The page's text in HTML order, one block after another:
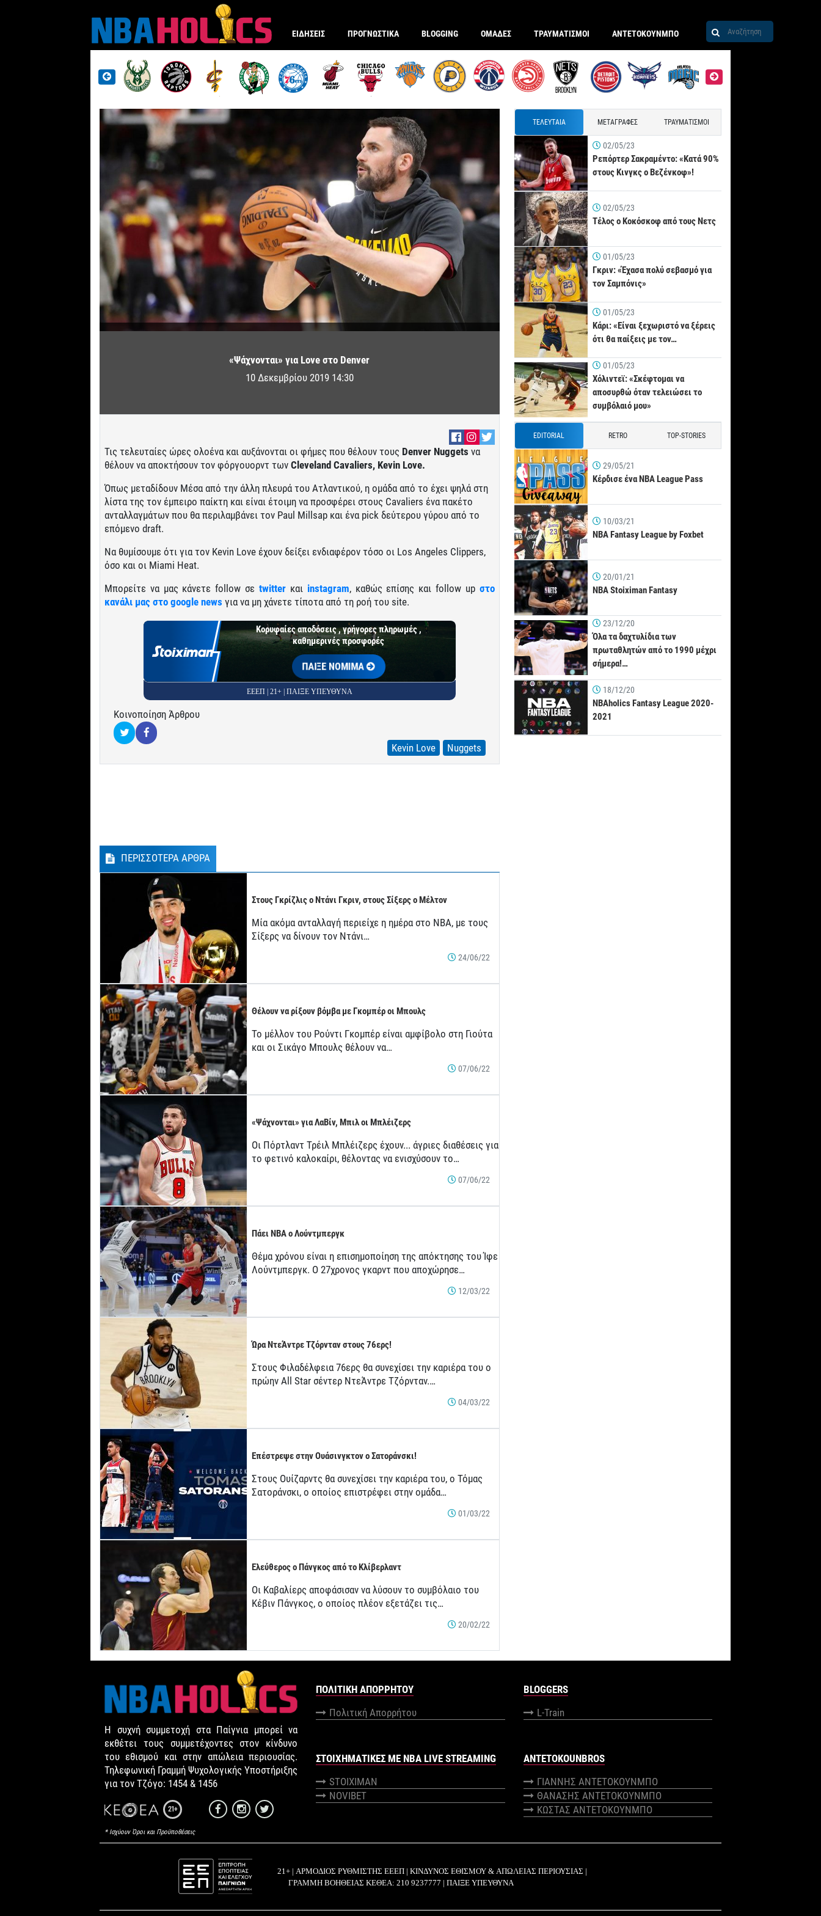
ΕΙΔΗΣΕΙΣ ΠΡΟΓΝΩΣΤΙΚΑ BLOGGING ΟΜΑΔΕΣ ΤΡΑΥΜΑΤΙΣΜΟΙ ΑΝΤΕΤΟΚΟΥΝΜΠΟ
«Ψάχνονται» για Love στο Denver
10 Δεκεμβρίου 2019 14:30
Τις τελευταίες ώρες ολοένα και αυξάνονται οι φήμες που θέλουν τους Denver Nuggets να
θέλουν να αποκτήσουν τον φόργουορντ των Cleveland Cavaliers, Kevin Love.
Όπως μεταδίδουν Μέσα από την άλλη πλευρά του Ατλαντικού, η ομάδα από το έχει ψηλά στη
λίστα της τον έμπειρο παίκτη και είναι έτοιμη να προσφέρει στους Cavaliers ένα πακέτο
ανταλλαγμάτων που θα περιλαμβάνει τον Paul Millsap και ένα pick δεύτερου γύρου από το
επόμενο draft.
Να θυμίσουμε ότι για τον Kevin Love έχουν δείξει ενδιαφέρον τόσο οι Los Angeles Clippers,
όσο και οι Miami Heat.
Μπορείτε να μας κάνετε follow σε twitter και instagram, καθώς επίσης και follow up στο
κανάλι μας στο google news για να μη χάνετε τίποτα από τη ροή του site.
Κορυφαίες αποδόσεις , γρήγορες πληρωμές ,
καθημερινές προσφορές
ΠΑΙΞΕ ΝΟΜΙΜΑ
ΕΕΕΠ | 21+ | ΠΑΙΞΕ ΥΠΕΥΘΥΝΑ
Κοινοποίηση Άρθρου
Kevin Love Nuggets
ΠΕΡΙΣΣΟΤΕΡΑ ΑΡΘΡΑ
Στους Γκρίζλις ο Ντάνι Γκριν, στους Σίξερς ο Μέλτον
Μία ακόμα ανταλλαγή περιείχε η ημέρα στο ΝΒΑ, με τους
Σίξερς να δίνουν τον Ντάνι…
24/06/22
Θέλουν να ρίξουν βόμβα με Γκομπέρ οι Μπουλς
Το μέλλον του Ρούντι Γκομπέρ είναι αμφίβολο στη Γιούτα
και οι Σικάγο Μπουλς θέλουν να…
07/06/22
«Ψάχνονται» για ΛαΒίν, Μπιλ οι Μπλέιζερς
Οι Πόρτλαντ Τρέιλ Μπλέιζερς έχουν... άγριες διαθέσεις για
το φετινό καλοκαίρι, θέλοντας να ενισχύσουν το…
07/06/22
Πάει NBA ο Λούντμπεργκ
Θέμα χρόνου είναι η επισημοποίηση της απόκτησης του Ίφε
Λούντμπεργκ. Ο 27χρονος γκαρντ που αποχώρησε…
12/03/22
Ώρα ΝτεΆντρε Τζόρνταν στους 76ερς!
Στους Φιλαδέλφεια 76ερς θα συνεχίσει την καριέρα του ο
πρώην All Star σέντερ ΝτεΆντρε Τζόρνταν.…
04/03/22
Επέστρεψε στην Ουάσινγκτον ο Σατοράνσκι!
Στους Ουίζαρντς θα συνεχίσει την καριέρα του, ο Τόμας
Σατοράνσκι, ο οποίος επιστρέφει στην ομάδα…
01/03/22
Ελεύθερος ο Πάνγκος από το Κλίβερλαντ
Οι Καβαλίερς αποφάσισαν να λύσουν το συμβόλαιο του
Κέβιν Πάνγκος, ο οποίος πλέον εξετάζει τις…
20/02/22
ΤΕΛΕΥΤΑΙΑ ΜΕΤΑΓΡΑΦΕΣ ΤΡΑΥΜΑΤΙΣΜΟΙ
02/05/23
Ρεπόρτερ Σακραμέντο: «Κατά 90%
στους Κινγκς ο Βεζένκοφ»!
02/05/23
Τέλος ο Κοκόσκοφ από τους Νετς
01/05/23
Γκριν: «Έχασα πολύ σεβασμό για
τον Σαμπόνις»
01/05/23
Κάρι: «Είναι ξεχωριστό να ξέρεις
ότι θα παίξεις με τον…
01/05/23
Χόλιντεϊ: «Σκέφτομαι να
αποσυρθώ όταν τελειώσει το
συμβόλαιό μου»
EDITORIAL RETRO TOP-STORIES
29/05/21
Κέρδισε ένα NBA League Pass
10/03/21
NBA Fantasy League by Foxbet
20/01/21
NBA Stoiximan Fantasy
23/12/20
Όλα τα δαχτυλίδια των
πρωταθλητών από το 1990 μέχρι
σήμερα!…
18/12/20
NBAholics Fantasy League 2020-
2021
Η συχνή συμμετοχή στα Παίγνια μπορεί να
εκθέτει τους συμμετέχοντες στον κίνδυνο
του εθισμού και στην απώλεια περιουσίας.
Τηλεφωνική Γραμμή Ψυχολογικής Υποστήριξης
για τον Τζόγο: 1454 & 1456
21+
* Ισχύουν Όροι και Προϋποθέσεις
ΠΟΛΙΤΙΚΉ ΑΠΟΡΡΉΤΟΥ
Πολιτική Απορρήτου
BLOGGERS
L-Train
ΣΤΟΙΧΗΜΑΤΙΚΕΣ ΜΕ NBA LIVE STREAMING
STOIXIMAN
NOVIBET
ANTETOKOUNBROS
ΓΙΑΝΝΗΣ ΑΝΤΕΤΟΚΟΥΝΜΠΟ
ΘΑΝΑΣΗΣ ΑΝΤΕΤΟΚΟΥΝΜΠΟ
ΚΩΣΤΑΣ ΑΝΤΕΤΟΚΟΥΝΜΠΟ